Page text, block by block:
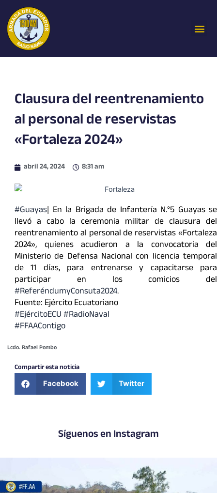
contenido
Clausura del reentrenamiento
al personal de reservistas
«Fortaleza 2024»
abril 24, 2024 8:31 am
#Guayas| En la Brigada de Infantería N.°5 Guayas se
llevó a cabo la ceremonia militar de clausura del
reentrenamiento al personal de reservistas «Fortaleza
2024», quienes acudieron a la convocatoria del
Ministerio de Defensa Nacional con licencia temporal
de 11 días, para entrenarse y capacitarse para
participar en los comicios del
#ReferéndumyConsuta2024.
Fuente: Ejército Ecuatoriano
#EjércitoECU #RadioNaval
#FFAAContigo
Lcdo. Rafael Pombo
Compartir esta noticia
Facebook Twitter
Síguenos en Instagram